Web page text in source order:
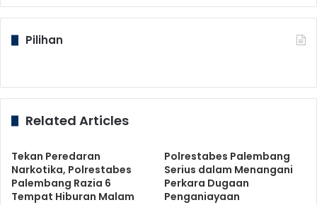
Pilihan
Related Articles
Tekan Peredaran
Narkotika, Polrestabes
Palembang Razia 6
Tempat Hiburan Malam
Polrestabes Palembang
Serius dalam Menangani
Perkara Dugaan
Penganiayaan